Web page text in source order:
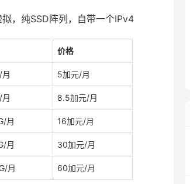
，纯SSD阵列，自带一个IPv4
价格
5加元/月
8.5加元/月
月 16加元/月
月 30加元/月
月 60加元/月